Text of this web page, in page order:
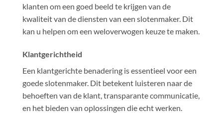
klanten om een goed beeld te krijgen van de
kwaliteit van de diensten van een slotenmaker. Dit
kan u helpen om een weloverwogen keuze te maken.
Klantgerichtheid
Een klantgerichte benadering is essentieel voor een
goede slotenmaker. Dit betekent luisteren naar de
behoeften van de klant, transparante communicatie,
en het bieden van oplossingen die echt werken.